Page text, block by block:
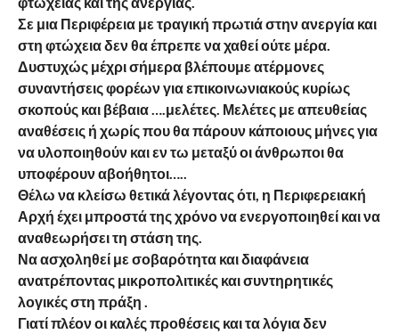
Σε μια Περιφέρεια με τραγική πρωτιά στην ανεργία και
στη φτώχεια δεν θα έπρεπε να χαθεί ούτε μέρα.
Δυστυχώς μέχρι σήμερα βλέπουμε ατέρμονες
συναντήσεις φορέων για επικοινωνιακούς κυρίως
σκοπούς και βέβαια ….μελέτες. Μελέτες με απευθείας
αναθέσεις ή χωρίς που θα πάρουν κάποιους μήνες για
να υλοποιηθούν και εν τω μεταξύ οι άνθρωποι θα
υποφέρουν αβοήθητοι…..
Θέλω να κλείσω θετικά λέγοντας ότι, η Περιφερειακή
Αρχή έχει μπροστά της χρόνο να ενεργοποιηθεί και να
αναθεωρήσει τη στάση της.
Να ασχοληθεί με σοβαρότητα και διαφάνεια
ανατρέποντας μικροπολιτικές και συντηρητικές
λογικές στη πράξη .
Γιατί πλέον οι καλές προθέσεις και τα λόγια δεν